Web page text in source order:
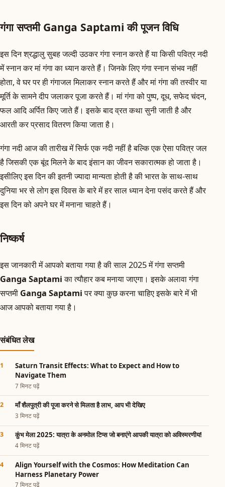
गंगा सप्तमी Ganga Saptami की पूजन विधि
इस दिन श्रद्धालु सुबह जल्दी उठकर गंगा स्नान करते हैं या किसी पवित्र नदी
में स्नान कर मां गंगा का ध्यान करते हैं। जिनके लिए गंगा स्नान संभव नहीं
होता, वे घर पर ही गंगाजल मिलाकर स्नान करते हैं और मां गंगा की तस्वीर या
मूर्ति के सामने दीप जलाकर पूजा करते हैं। मां गंगा को पुष्प, दूध, सफेद चंदन,
फल आदि अर्पित किए जाते हैं। इसके बाद व्रत कथा सुनी जाती है और
आरती कर प्रसाद वितरण किया जाता है।
गंगा नदी आज की तारीख में सिर्फ एक नदी नहीं है बल्कि एक ऐसा पवित्र जल
है जिसकी एक बूंद मिलने के बाद इंसान का जीवन सकारात्मक हो जाता है।
इसीलिए इस दिन की इतनी ज्यादा मान्यता होती है की भारत के साथ-साथ
दुनिया भर से लोग इस दिवस के बारे में हर साल ध्यान देना पसंद करते हैं और
इस दिन को अपने घर में मनाना चाहते हैं।
निष्कर्ष
इस जानकारी में आपको बताया गया है की साल 2025 में गंगा सप्तमी
Ganga Saptamiका त्यौहार कब मनाया जाएगा। इसके अलावा गंगा
सप्तमी Ganga Saptamiपर क्या कुछ करना चाहिए इसके बारे में भी
आज आपको बताया गया है।
संबंधित लेख
Saturn Transit Effects: What to Expect and How to
Navigate Them
7 मिनट पढ़ें
माँ शैलपुत्री की पूजा करने से मिलता है लाभ, आप भी देखिए
3 मिनट पढ़ें
कुंभ मेला 2025: यात्रा के अनमोल टिप्स जो बनाएंगे आपकी यात्रा को अविस्मरणीय!
4 मिनट पढ़ें
Align Yourself with the Cosmos: How Meditation Can
Harness Planetary Power
7 मिनट पढ़ें